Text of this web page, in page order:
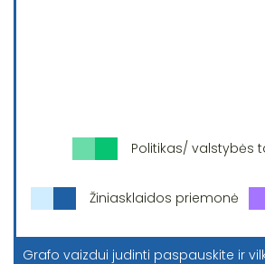
Politikas/ valstybės
Žiniasklaidos priemonė
Grafo vaizdui judinti paspauskite ir